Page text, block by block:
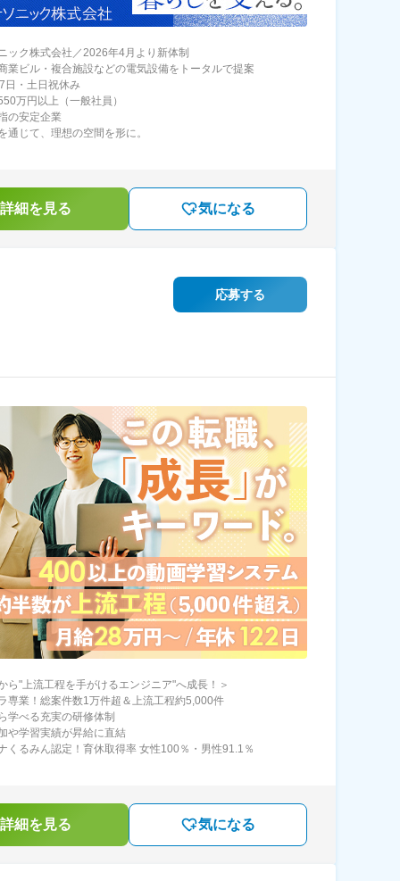
ック株式会社／2026年4月より新体制
業ビル・複合施設などの電気設備をトータルで提案
・土日祝休み
万円以上（一般社員）
の安定企業
通じて、理想の空間を形に。
細を見る 気になる
応募する
ら"上流工程を手がけるエンジニア"へ成長！＞
専業！総案件数1万件超＆上流工程約5,000件
学べる充実の研修体制
や学習実績が昇給に直結
くるみん認定！育休取得率 女性100％・男性91.1％
細を見る 気になる